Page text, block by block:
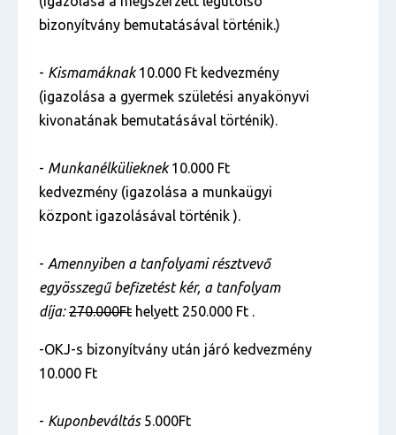
bizonyítvány bemutatásával történik.)
- Kismamáknak10.000 Ft kedvezmény
(igazolása a gyermek születési anyakönyvi
kivonatának bemutatásával történik).
- Munkanélkülieknek10.000 Ft
kedvezmény (igazolása a munkaügyi
központ igazolásával történik ).
- Amennyiben a tanfolyami résztvevő
egyösszegű befizetést kér, a tanfolyam
díja: 270.000Ft helyett 250.000 Ft .
-OKJ-s bizonyítvány után járó kedvezmény
10.000 Ft
- Kuponbeváltás5.000Ft